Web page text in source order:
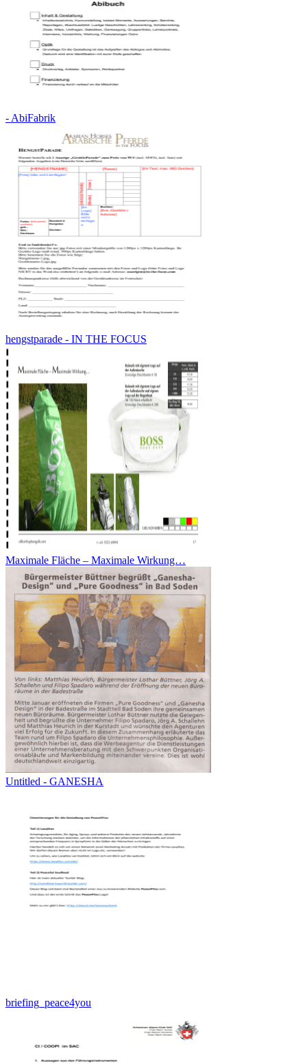
- AbiFabrik
hengstparade - IN THE FOCUS
Maximale Fläche – Maximale Wirkung…
Untitled - GANESHA
briefing_peace4you